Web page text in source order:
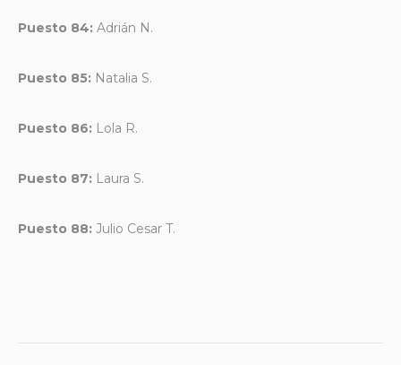
Puesto 84: Adrián N.
Puesto 85: Natalia S.
Puesto 86: Lola R.
Puesto 87: Laura S.
Puesto 88: Julio Cesar T.